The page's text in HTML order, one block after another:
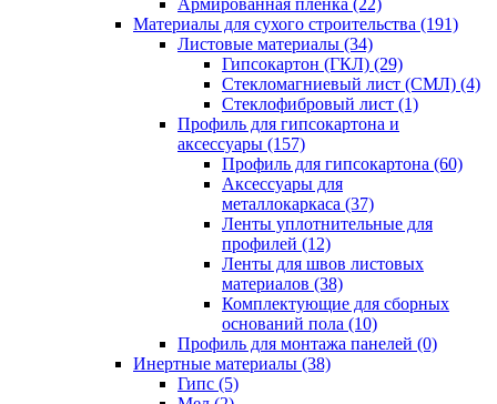
Армированная пленка (22)
Материалы для сухого строительства (191)
Листовые материалы (34)
Гипсокартон (ГКЛ) (29)
Стекломагниевый лист (СМЛ) (4)
Cтеклофибровый лист (1)
Профиль для гипсокартона и
аксессуары (157)
Профиль для гипсокартона (60)
Аксессуары для
металлокаркаса (37)
Ленты уплотнительные для
профилей (12)
Ленты для швов листовых
материалов (38)
Комплектующие для сборных
оснований пола (10)
Профиль для монтажа панелей (0)
Инертные материалы (38)
Гипс (5)